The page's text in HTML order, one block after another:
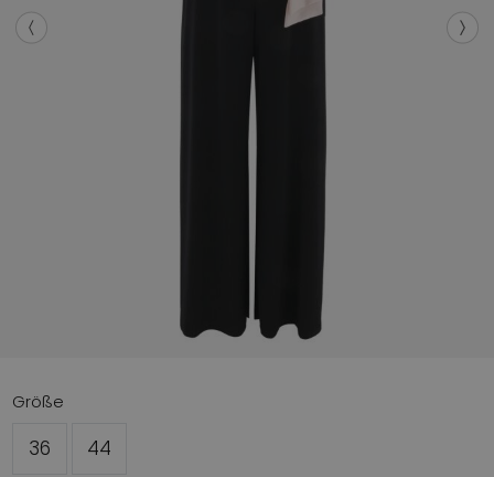
Größe
36 44